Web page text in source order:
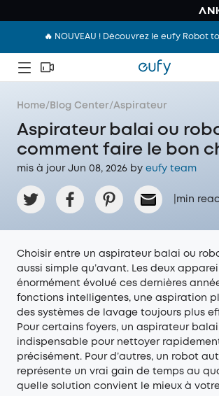
🔥 NOUVEAU ! Découvrez le eufy Robot
Home/ Blog Center/Aspirateur
Aspirateur balai ou
comment faire le bon
mis à jour Jun 08, 2026 by eufy team
min read
Choisir entre un aspirateur balai ou
aussi simple qu’avant. Les deux
énormément évolué ces dernières
fonctions intelligentes, une aspiration
des systèmes de lavage toujours plus
Pour certains foyers, un aspirateur
indispensable pour nettoyer
précisément. Pour d’autres, un robot
représente un vrai gain de temps au
quelle solution convient le mieux à